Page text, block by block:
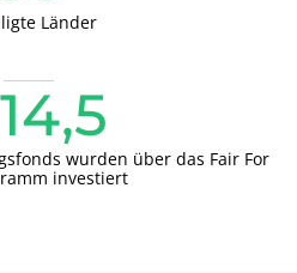
Länder
wurden über das Fair For
investiert